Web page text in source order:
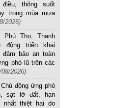
thông suốt
trong mùa mưa
2026)
Phú Thọ, Thanh
động triển khai
đảm bảo an toàn
phó lũ trên các
08/2026)
động ứng phó
sạt lở đất, hạn
nhất thiệt hại do